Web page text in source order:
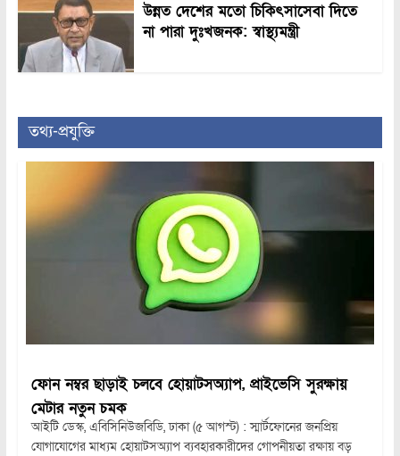
উন্নত দেশের মতো চিকিৎসাসেবা দিতে
না পারা দুঃখজনক: স্বাস্থ্যমন্ত্রী
তথ্য-প্রযুক্তি
ফোন নম্বর ছাড়াই চলবে হোয়াটসঅ্যাপ, প্রাইভেসি সুরক্ষায়
মেটার নতুন চমক
আইটি ডেস্ক, এবিসিনিউজবিডি, ঢাকা (৫ আগস্ট) : স্মার্টফোনের জনপ্রিয়
যোগাযোগের মাধ্যম হোয়াটসঅ্যাপ ব্যবহারকারীদের গোপনীয়তা রক্ষায় বড়